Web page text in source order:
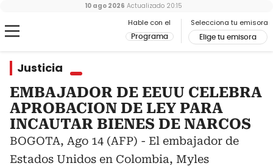
Hable con el
Programa
Selecciona tu emisora
Elige tu emisora
10 ago 2026 Actualizado 20:15
Justicia
EMBAJADOR DE EEUU CELEBRA
APROBACION DE LEY PARA
INCAUTAR BIENES DE NARCOS
BOGOTA, Ago 14 (AFP) - El embajador de
Estados Unidos en Colombia, Myles